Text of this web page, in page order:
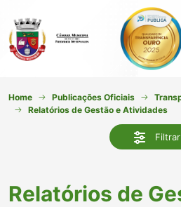
Home Publicações Oficiais
Relatórios de Gestão e Atividades
Filtrar
Relatórios de